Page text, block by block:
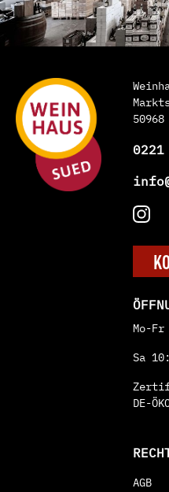
Mo-
Sa
DE-
AGB